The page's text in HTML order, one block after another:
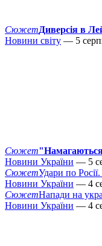
СюжетДиверсія в
Новини світу — 5
Сюжет"Намагаються
Новини України — 5
СюжетУдари по
Новини України — 4
СюжетНапади на
Новини України — 4